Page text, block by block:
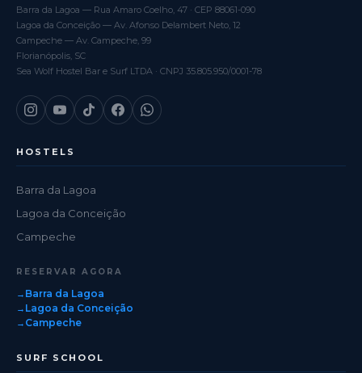
Barra da Lagoa — Rua Amaro Coelho, 47 · CEP 88061-090
Lagoa da Conceição — Av. Afonso Delambert Neto, 12
Campeche — Av. Campeche, 99
Florianópolis, SC
Sea Wolf Hostel Bar e Surf LTDA · CNPJ 35.805.950/0001-78
HOSTELS
Barra da Lagoa
Lagoa da Conceição
Campeche
RESERVAR AGORA
Barra da Lagoa
Lagoa da Conceição
Campeche
SURF SCHOOL